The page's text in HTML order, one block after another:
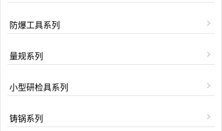
防爆工具系列
量规系列
小型研检具系列
铸锅系列